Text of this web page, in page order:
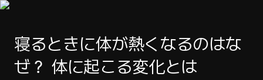
寝るときに体が熱くなるのはな
ぜ？ 体に起こる変化とは